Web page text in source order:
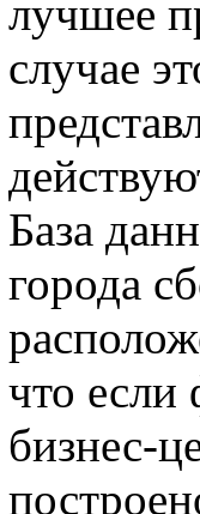
лучшее
случае
База
города
что если
бизнес-